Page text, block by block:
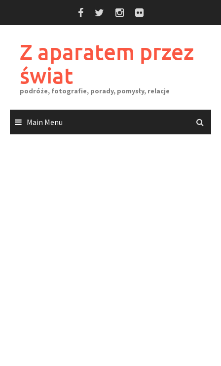
Z aparatem przez
świat
podróże, fotografie, porady, pomysły, relacje
Main Menu